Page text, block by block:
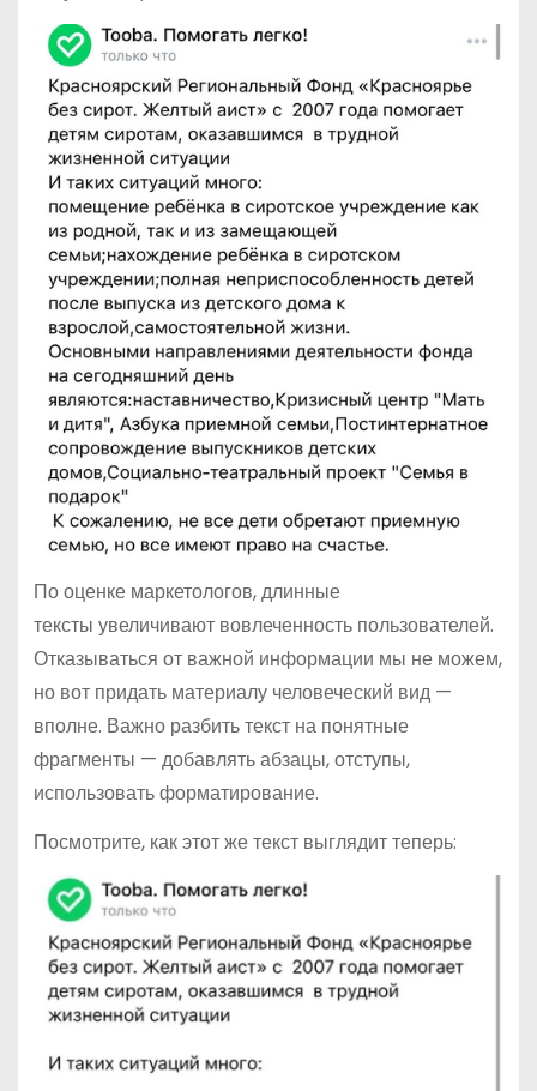
По оценке маркетологов, длинные
тексты увеличивают вовлеченность пользователей.
Отказываться от важной информации мы не можем,
но вот придать материалу человеческий вид —
вполне. Важно разбить текст на понятные
фрагменты — добавлять абзацы, отступы,
использовать форматирование.
Посмотрите, как этот же текст выглядит теперь: